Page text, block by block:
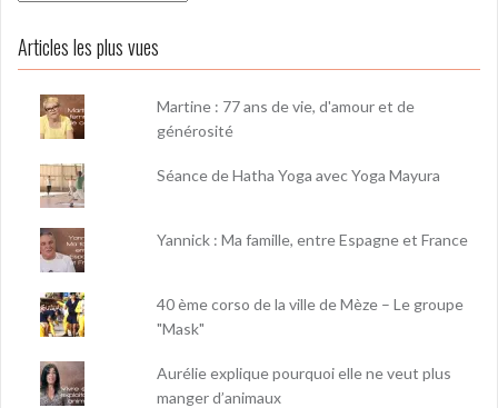
Articles les plus vues
Martine : 77 ans de vie, d'amour et de
générosité
Séance de Hatha Yoga avec Yoga Mayura
Yannick : Ma famille, entre Espagne et France
40 ème corso de la ville de Mèze – Le groupe
"Mask"
Aurélie explique pourquoi elle ne veut plus
manger d’animaux